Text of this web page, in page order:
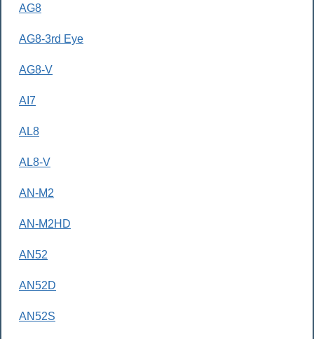
AG8
AG8-3rd Eye
AG8-V
AI7
AL8
AL8-V
AN-M2
AN-M2HD
AN52
AN52D
AN52S